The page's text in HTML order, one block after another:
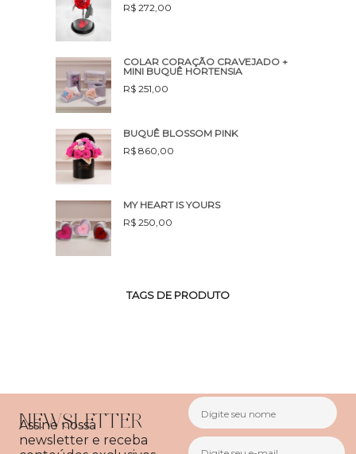
R$ 272,00
COLAR CORAÇÃO CRAVEJADO +
MINI BUQUÊ HORTENSIA
R$ 251,00
BUQUÊ BLOSSOM PINK
R$ 860,00
MY HEART IS YOURS
R$ 250,00
TAGS DE PRODUTO
NEWSLETTER
Assine nossa
newsletter e receba